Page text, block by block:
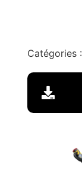
Catégories :